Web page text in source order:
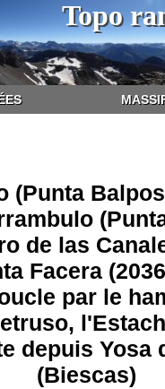
Topo
(Punta
de las
Facera
par le
depuis Yosa
(Biescas)